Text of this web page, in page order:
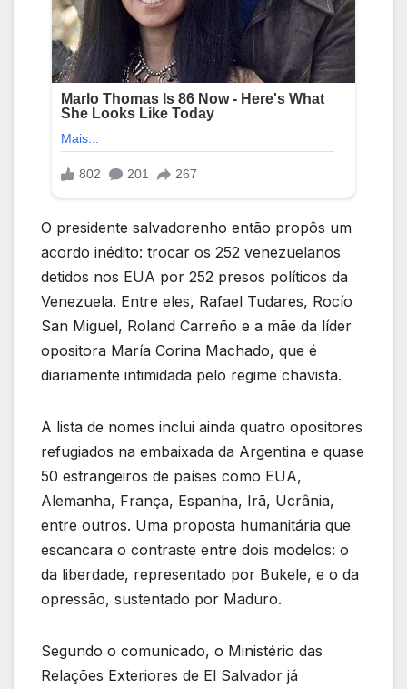
O presidente salvadorenho então propôs um
acordo inédito: trocar os 252 venezuelanos
detidos nos EUA por 252 presos políticos da
Venezuela. Entre eles, Rafael Tudares, Rocío
San Miguel, Roland Carreño e a mãe da líder
opositora María Corina Machado, que é
diariamente intimidada pelo regime chavista.
A lista de nomes inclui ainda quatro opositores
refugiados na embaixada da Argentina e quase
50 estrangeiros de países como EUA,
Alemanha, França, Espanha, Irã, Ucrânia,
entre outros. Uma proposta humanitária que
escancara o contraste entre dois modelos: o
da liberdade, representado por Bukele, e o da
opressão, sustentado por Maduro.
Segundo o comunicado, o Ministério das
Relações Exteriores de El Salvador já